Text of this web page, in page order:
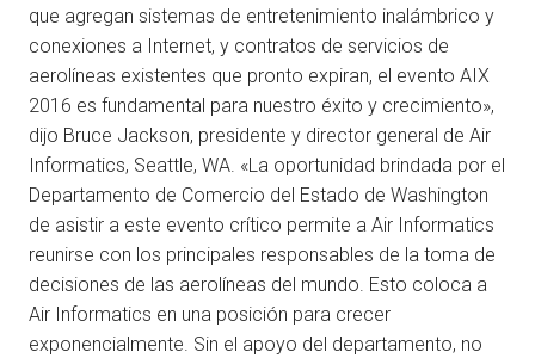
que agregan sistemas de entretenimiento inalámbrico y
conexiones a Internet, y contratos de servicios de
aerolíneas existentes que pronto expiran, el evento AIX
2016 es fundamental para nuestro éxito y crecimiento»,
dijo Bruce Jackson, presidente y director general de Air
Informatics, Seattle, WA. «La oportunidad brindada por el
Departamento de Comercio del Estado de Washington
de asistir a este evento crítico permite a Air Informatics
reunirse con los principales responsables de la toma de
decisiones de las aerolíneas del mundo. Esto coloca a
Air Informatics en una posición para crecer
exponencialmente. Sin el apoyo del departamento, no